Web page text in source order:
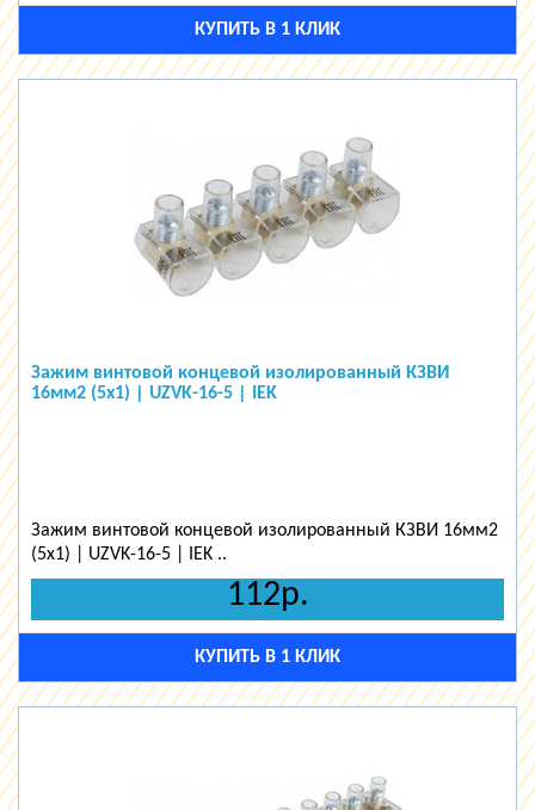
КУПИТЬ В 1 КЛИК
Зажим винтовой концевой изолированный КЗВИ
16мм2 (5x1) | UZVK-16-5 | IEK
Зажим винтовой концевой изолированный КЗВИ 16мм2
(5x1) | UZVK-16-5 | IEK ..
112р.
КУПИТЬ В 1 КЛИК